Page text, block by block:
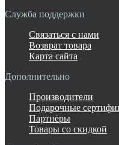
Служба поддержки
Связаться с нами
Возврат товара
Карта сайта
Дополнительно
Производители
Подарочные
Партнёры
Товары со скидкой